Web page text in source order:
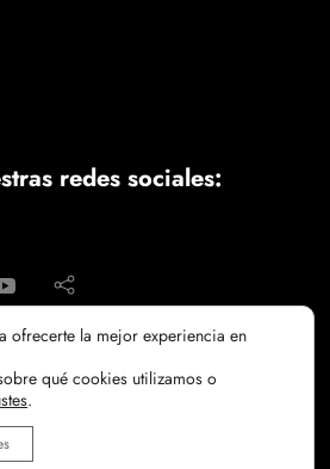
redes sociales:
de privacidad
ofrecerte la mejor experiencia en
qué cookies utilizamos o
.